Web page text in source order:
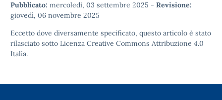
Pubblicato: mercoledì, 03 settembre 2025 - Revisione:
giovedì, 06 novembre 2025
Eccetto dove diversamente specificato, questo articolo è stato
rilasciato sotto Licenza Creative Commons Attribuzione 4.0
Italia.